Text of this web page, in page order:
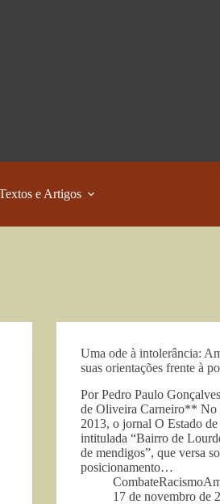
e Artigos
Uma ode à intolerância:
suas orientações frente à
Por Pedro Paulo
de Oliveira Carneiro** No
2013, o jornal O Estado
intitulada “Bairro de
de mendigos”, que versa
posicionamento…
17 de novembro de